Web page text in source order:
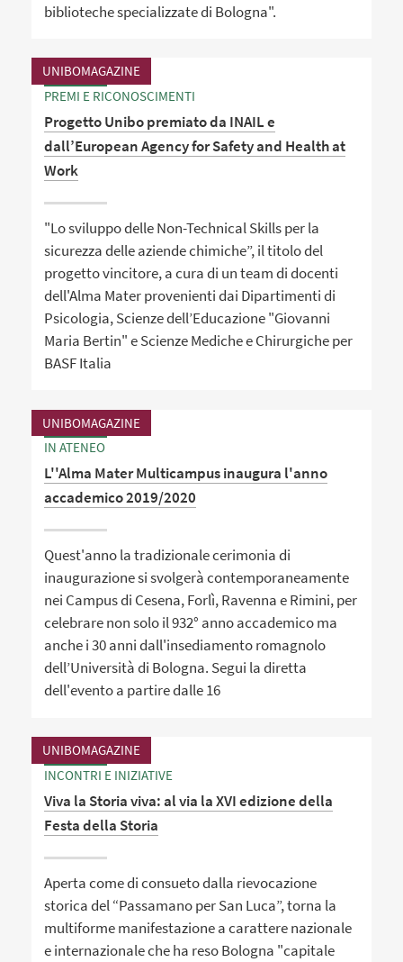
biblioteche specializzate di Bologna".
UNIBOMAGAZINE
PREMI E RICONOSCIMENTI
Progetto Unibo premiato da INAIL e
dall’European Agency for Safety and Health at
Work
"Lo sviluppo delle Non-Technical Skills per la
sicurezza delle aziende chimiche”, il titolo del
progetto vincitore, a cura di un team di docenti
dell'Alma Mater provenienti dai Dipartimenti di
Psicologia, Scienze dell’Educazione "Giovanni
Maria Bertin" e Scienze Mediche e Chirurgiche per
BASF Italia
UNIBOMAGAZINE
IN ATENEO
L''Alma Mater Multicampus inaugura l'anno
accademico 2019/2020
Quest'anno la tradizionale cerimonia di
inaugurazione si svolgerà contemporaneamente
nei Campus di Cesena, Forlì, Ravenna e Rimini, per
celebrare non solo il 932° anno accademico ma
anche i 30 anni dall'insediamento romagnolo
dell’Università di Bologna. Segui la diretta
dell'evento a partire dalle 16
UNIBOMAGAZINE
INCONTRI E INIZIATIVE
Viva la Storia viva: al via la XVI edizione della
Festa della Storia
Aperta come di consueto dalla rievocazione
storica del “Passamano per San Luca”, torna la
multiforme manifestazione a carattere nazionale
e internazionale che ha reso Bologna "capitale